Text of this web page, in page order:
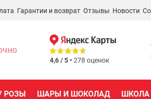
Гарантии и возврат Отзывы Новости
4,6 / 5 •278 оценок
РОЗЫ ШАРЫ И ШОКОЛАД ШКОЛА